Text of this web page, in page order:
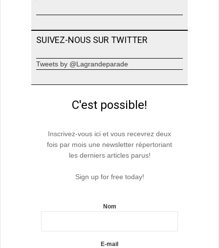
SUIVEZ-NOUS SUR TWITTER
Tweets by @Lagrandeparade
C'est possible!
Inscrivez-vous ici et vous recevrez deux
fois par mois une newsletter répertoriant
les derniers articles parus!
Sign up for free today!
Nom
E-mail